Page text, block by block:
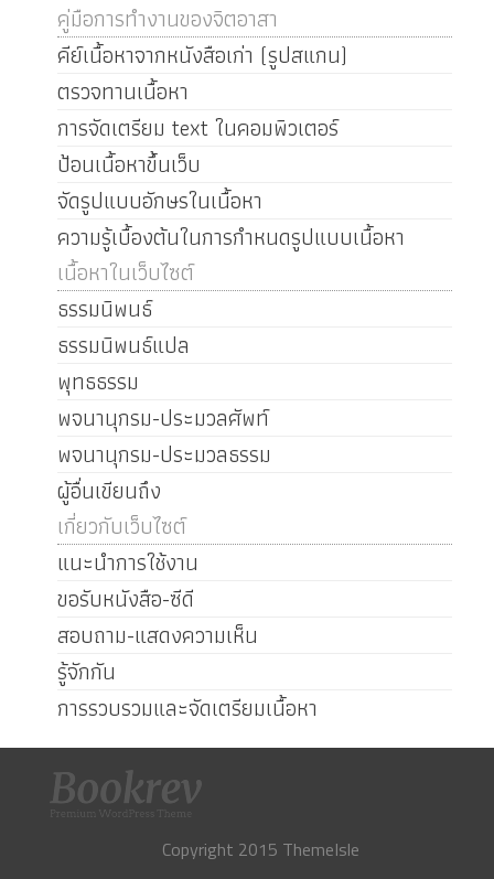
คู่มือการทำงานของจิตอาสา
คีย์เนื้อหาจากหนังสือเก่า (รูปสแกน)
ตรวจทานเนื้อหา
การจัดเตรียม text ในคอมพิวเตอร์
ป้อนเนื้อหาขึ้นเว็บ
จัดรูปแบบอักษรในเนื้อหา
ความรู้เบื้องต้นในการกำหนดรูปแบบเนื้อหา
เนื้อหาในเว็บไซต์
ธรรมนิพนธ์
ธรรมนิพนธ์แปล
พุทธธรรม
พจนานุกรม-ประมวลศัพท์
พจนานุกรม-ประมวลธรรม
ผู้อื่นเขียนถึง
เกี่ยวกับเว็บไซต์
แนะนำการใช้งาน
ขอรับหนังสือ-ซีดี
สอบถาม-แสดงความเห็น
รู้จักกัน
การรวบรวมและจัดเตรียมเนื้อหา
Copyright 2015 ThemeIsle